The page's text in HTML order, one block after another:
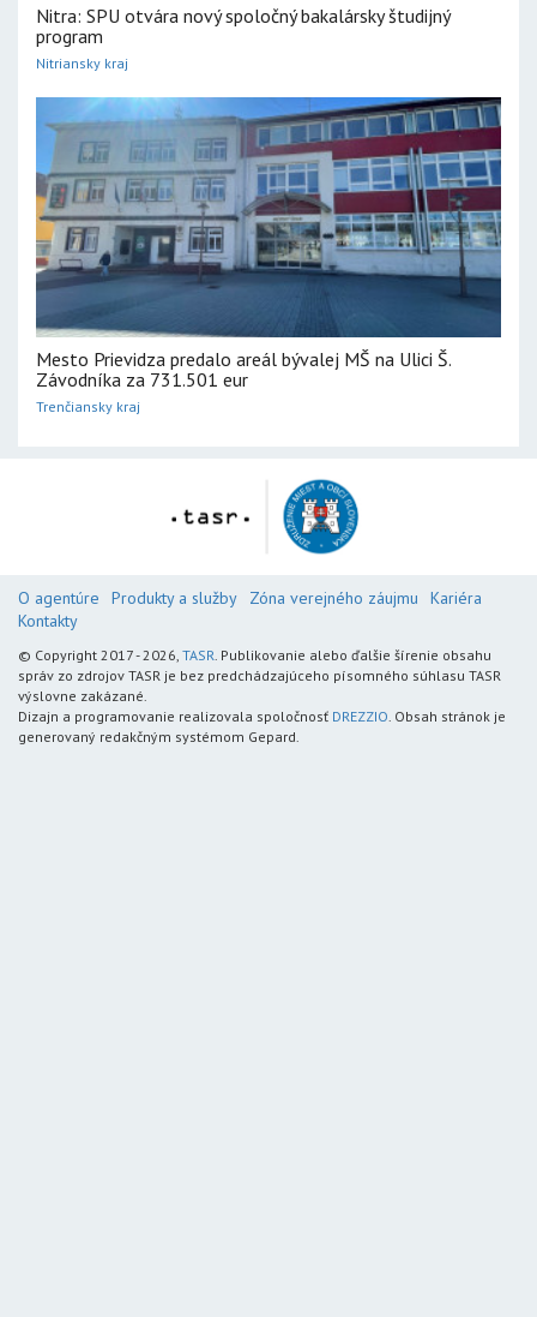
Nitra: SPU otvára nový spoločný bakalársky študijný
program
Nitriansky kraj
Mesto Prievidza predalo areál bývalej MŠ na Ulici Š.
Závodníka za 731.501 eur
Trenčiansky kraj
O agentúre Produkty a služby Zóna verejného záujmu
Kariéra
Kontakty
© Copyright 2017 - 2026, TASR. Publikovanie alebo ďalšie šírenie obsahu
správ zo zdrojov TASR je bez predchádzajúceho písomného súhlasu TASR
výslovne zakázané.
Dizajn a programovanie realizovala spoločnosť DREZZIO. Obsah stránok je
generovaný redakčným systémom Gepard.